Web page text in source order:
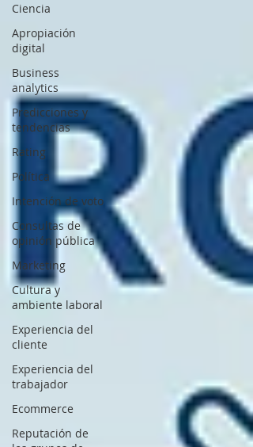
Ciencia
Apropiación
digital
Business
analytics
Predicciones y
tendencias
Rating
Política
Intención de voto
Consultas de
opinión pública
Marketing
Cultura y
ambiente laboral
Experiencia del
cliente
Experiencia del
trabajador
Ecommerce
Reputación de